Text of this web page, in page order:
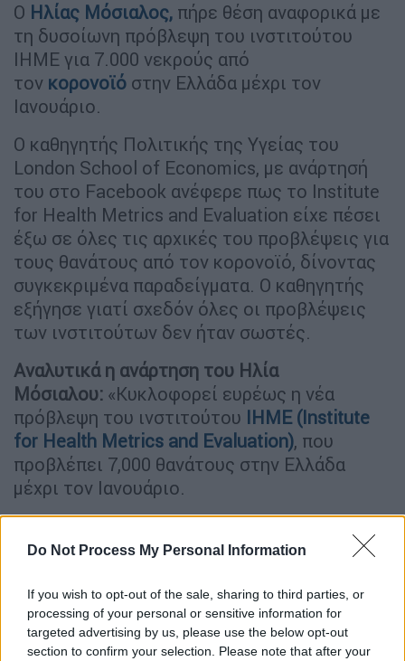
Do Not Process My Personal Information
If you wish to opt-out of the sale, sharing to third parties, or
processing of your personal or sensitive information for
targeted advertising by us, please use the below opt-out
section to confirm your selection. Please note that after your
Ο Ηλίας Μόσιαλος, πήρε θέση αναφορικά με
τη δυσοίωνη πρόβλεψη του ινστιτούτου
IHME για 7.000 νεκρούς από
τον κορονοϊό στην Ελλάδα μέχρι τον
Ιανουάριο.
O καθηγητής Πολιτικής της Υγείας του
London School of Economics, με ανάρτησή
του στο Facebook ανέφερε πως το Institute
for Health Metrics and Evaluation είχε πέσει
έξω σε όλες τις αρχικές του προβλέψεις για
τους θανάτους από τον κορονοϊό, δίνοντας
συγκεκριμένα παραδείγματα. Ο καθηγητής
εξήγησε γιατί σχεδόν όλες οι προβλέψεις
των ινστιτούτων δεν ήταν σωστές.
Αναλυτικά η ανάρτηση του Ηλία
Μόσιαλου: «Κυκλοφορεί ευρέως η νέα
πρόβλεψη του ινστιτούτου ΙΗΜΕ (Institute
for Health Metrics and Evaluation), που
προβλέπει 7,000 θανάτους στην Ελλάδα
μέχρι τον Ιανουάριο.
ινστιτούτο κάνει προβλέψεις για την πορεία
όλες τις αρχικές προβλέψεις τους,
προβλέποντας άλλες φορές λιγότερους ή
περισσότερους θανάτους.